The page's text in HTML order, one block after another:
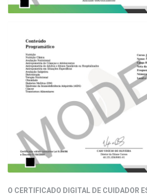
O CERTIFICADO DIGITAL DE CUIDADOR